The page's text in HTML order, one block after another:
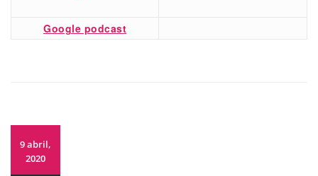
Google podcast
9 abril,
2020